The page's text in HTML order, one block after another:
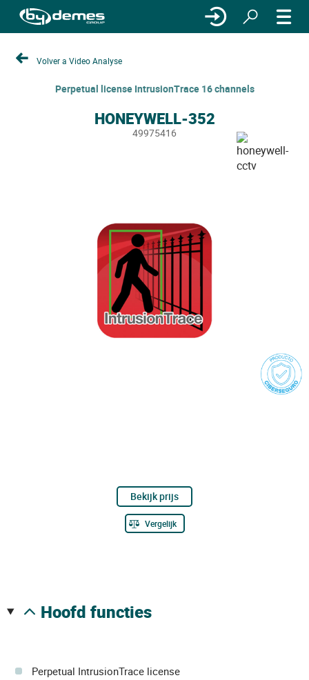
Volver a Video Analyse
Perpetual license IntrusionTrace 16 channels
HONEYWELL-352
49975416
Bekijk prijs
Vergelijk
hoofd functies
Perpetual IntrusionTrace license